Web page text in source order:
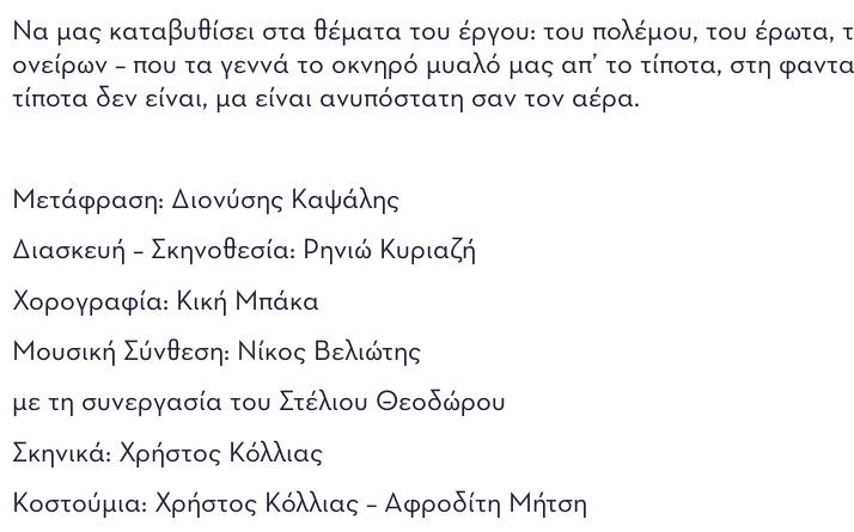
Να μας καταβυθίσει στα θέματα του έργου: του πολέμου, του έρωτα,
ονείρων – που τα γεννά το οκνηρό μυαλό μας απ’ το τίποτα, στη
τίποτα δεν είναι, μα είναι ανυπόστατη σαν τον αέρα.
Μετάφραση: Διονύσης Καψάλης
Διασκευή – Σκηνοθεσία: Ρηνιώ Κυριαζή
Χορογραφία: Κική Μπάκα
Μουσική Σύνθεση: Νίκος Βελιώτης
με τη συνεργασία του Στέλιου Θεοδώρου
Σκηνικά: Χρήστος Κόλλιας
Κοστούμια: Χρήστος Κόλλιας – Αφροδίτη Μήτση